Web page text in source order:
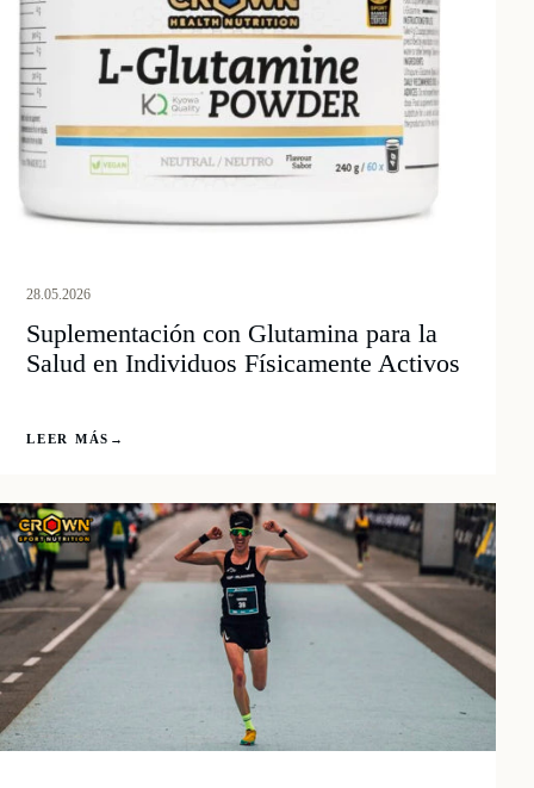
28.05.2026
Suplementación con Glutamina para la
Salud en Individuos Físicamente Activos
LEER MÁS →